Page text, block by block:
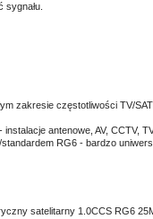
sygnału.
zakresie częstotliwości TV/SAT
antenowe, AV, CCTV,
RG6 - bardzo
satelitarny 1.0CCS RG6